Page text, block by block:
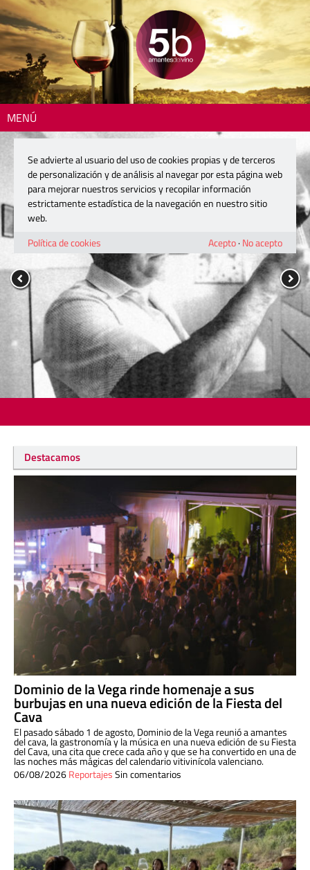
MENÚ
Destacamos
Dominio de la Vega rinde homenaje a sus
burbujas en una nueva edición de la Fiesta del
Cava
El pasado sábado 1 de agosto, Dominio de la Vega reunió a amantes
del cava, la gastronomía y la música en una nueva edición de su Fiesta
del Cava, una cita que crece cada año y que se ha convertido en una de
las noches más mágicas del calendario vitivinícola valenciano.
06/08/2026ReportajesSin comentarios
Se advierte al usuario del uso de cookies propias y de terceros
de personalización y de análisis al navegar por esta página web
para mejorar nuestros servicios y recopilar información
estrictamente estadística de la navegación en nuestro sitio
web.
Política de cookies
Acepto· No acepto